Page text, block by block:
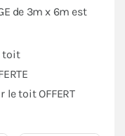
de 3m x 6m est
toit
toit OFFERT